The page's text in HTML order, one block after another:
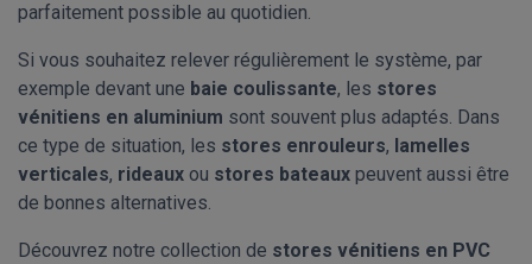
parfaitement possible au quotidien.
Si vous souhaitez relever régulièrement le système, par
exemple devant une baie coulissante, les stores
vénitiens en aluminium sont souvent plus adaptés. Dans
ce type de situation, les stores enrouleurs, lamelles
verticales, rideaux ou stores bateaux peuvent aussi être
de bonnes alternatives.
Découvrez notre collection de stores vénitiens en PVC